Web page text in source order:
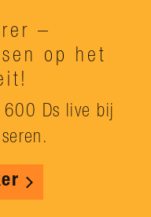
–
op het
600 Ds live bij